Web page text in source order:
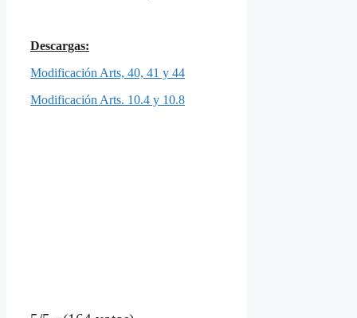
Descargas:
Modificación Arts, 40, 41 y 44
Modificación Arts. 10.4 y 10.8